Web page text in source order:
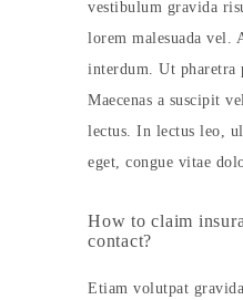
vestibulum gravida
lorem malesuada vel.
interdum. Ut pharetra
Maecenas a suscipit
lectus. In lectus leo,
eget, congue vitae
How to claim
contact?
Etiam volutpat